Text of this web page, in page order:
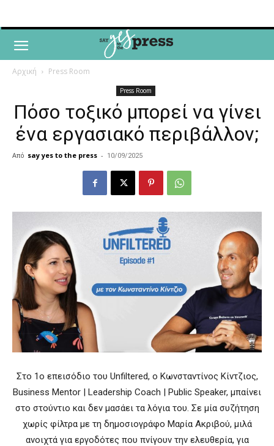
Αρχική Press Room
Press Room
Πόσο τοξικό μπορεί να γίνει
ένα εργασιακό περιβάλλον;
Από say yes to the press - 10/09/2025
Στο 1ο επεισόδιο του Unfiltered, ο Κωνσταντίνος Κίντζιος,
Business Mentor | Leadership Coach | Public Speaker, μπαίνει
στο στούντιο και δεν μασάει τα λόγια του. Σε μία συζήτηση
χωρίς φίλτρα με τη δημοσιογράφο Μαρία Ακριβού, μιλά
ανοιχτά για εργοδότες που πνίγουν την ελευθερία, για